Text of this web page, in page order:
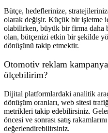
Bütçe, hedeflerinize,
olarak değişir. Küçük bir işletme
olabilirken, büyük bir firma daha
olan, bütçenizi etkin bir şekilde
dönüşünü takip etmektir.
Otomotiv reklam
ölçebilirim?
Dijital platformlardaki analitik
dönüşüm oranları, web sitesi
metrikleri takip edebilirsiniz.
öncesi ve sonrası satış
değerlendirebilirsiniz.